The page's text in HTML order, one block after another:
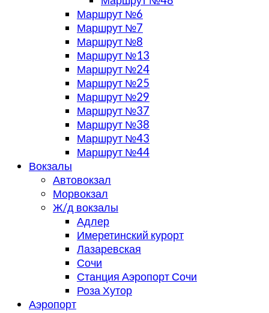
Маршрут №6
Маршрут №7
Маршрут №8
Маршрут №13
Маршрут №24
Маршрут №25
Маршрут №29
Маршрут №37
Маршрут №38
Маршрут №43
Маршрут №44
Вокзалы
Автовокзал
Морвокзал
Ж/д вокзалы
Адлер
Имеретинский курорт
Лазаревская
Сочи
Станция Аэропорт Сочи
Роза Хутор
Аэропорт